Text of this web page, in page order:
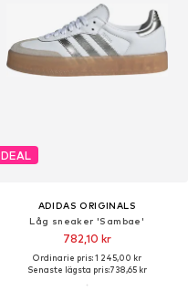
DEAL
ADIDAS ORIGINALS
Låg sneaker 'Sambae'
782,10 kr
Ordinarie pris: 1 245,00 kr
Senaste lägsta pris:738,65 kr